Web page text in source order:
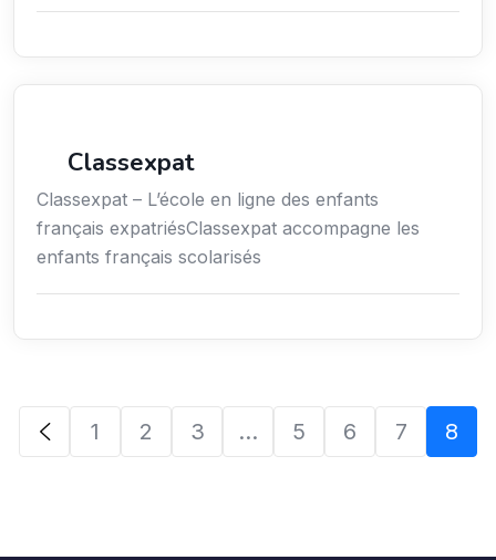
Classexpat
Classexpat – L’école en ligne des enfants
français expatriésClassexpat accompagne les
enfants français scolarisés
1 2 3 … 5 6 7 8